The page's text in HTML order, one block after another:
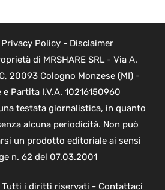
Privacy Policy- Disclaimer
di MRSHARE SRL - Via A.
20093 Cologno Monzese (MI) -
e Partita I.V.A. 10216150960
testata giornalistica, in quanto
alcuna periodicità. Non può
un prodotto editoriale ai sensi
n. 62 del 07.03.2001
i diritti riservati - Contattaci